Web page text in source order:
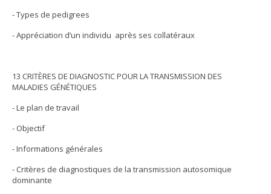
- Types de pedigrees
- Appréciation d’un individu après ses collatéraux
13 CRITÈRES DE DIAGNOSTIC POUR LA TRANSMISSION DES
MALADIES GÉNÉTIQUES
- Le plan de travail
- Objectif
- Informations générales
- Critères de diagnostiques de la transmission autosomique
dominante